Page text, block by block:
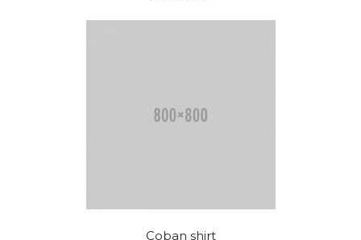
Coban shirt